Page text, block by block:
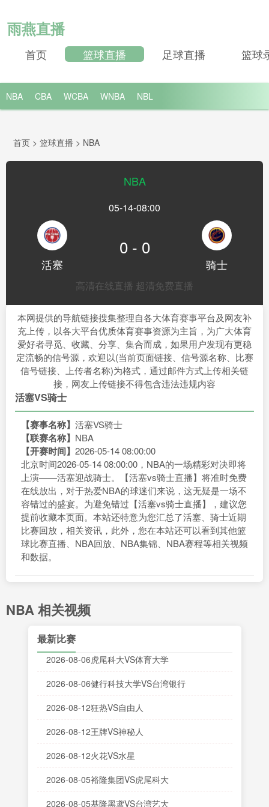
雨燕直播
首页 篮球直播 足球直播 篮球
NBA CBA WCBA WNBA NBL
首页 > 篮球直播 > NBA
NBA
05-14-08:00
活塞
0 - 0
骑士
高清在线直播 超清免费直播
本网提供的导航链接搜集整理自各大体育赛事平台及网友补
充上传，以各大平台优质体育赛事资源为主旨，为广大体育
爱好者寻觅、收藏、分享、集合而成，如果用户发现有更稳
定流畅的信号源，欢迎以(当前页面链接、信号源名称、比赛
信号链接、上传者名称)为格式，通过邮件方式上传相关链
接，网友上传链接不得包含违法违规内容
活塞VS骑士
【赛事名称】 活塞VS骑士
【联赛名称】 NBA
【开赛时间】 2026-05-14 08:00:00
北京时间2026-05-14 08:00:00，NBA的一场精彩对决即将
上演——活塞迎战骑士。【活塞vs骑士直播】将准时免费
在线放出，对于热爱NBA的球迷们来说，这无疑是一场不
容错过的盛宴。为避免错过【活塞vs骑士直播】，建议您
提前收藏本页面。本站还特意为您汇总了活塞、骑士近期
比赛回放，相关资讯，此外，您在本站还可以看到其他篮
球比赛直播、NBA回放、NBA集锦、NBA赛程等相关视频
和数据。
NBA 相关视频
最新比赛
2026-08-06虎尾科大VS体育大学
2026-08-06健行科技大学VS台湾银行
2026-08-12狂热VS自由人
2026-08-12王牌VS神秘人
2026-08-12火花VS水星
2026-08-05裕隆集团VS虎尾科大
2026-08-05基隆黑鸢VS台湾艺大